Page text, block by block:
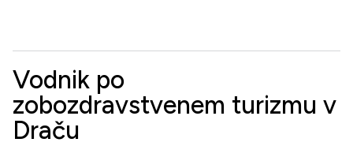
Vodnik po
zobozdravstvenem turizmu v
Draču